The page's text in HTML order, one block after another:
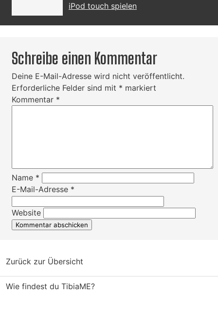
iPod touch spielen
Schreibe einen Kommentar
Deine E-Mail-Adresse wird nicht veröffentlicht.
Erforderliche Felder sind mit * markiert
Kommentar *
Name *
E-Mail-Adresse *
Website
Zurück zur Übersicht
Wie findest du TibiaME?